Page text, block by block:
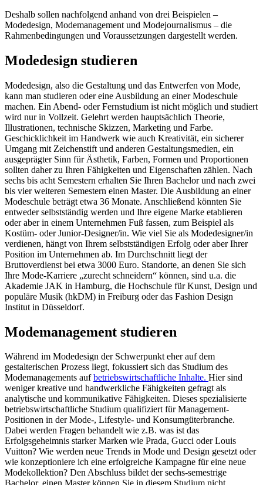
Deshalb sollen nachfolgend anhand von drei Beispielen –
Modedesign, Modemanagement und Modejournalismus – die
Rahmenbedingungen und Voraussetzungen dargestellt werden.
Modedesign studieren
Modedesign, also die Gestaltung und das Entwerfen von Mode,
kann man studieren oder eine Ausbildung an einer Modeschule
machen. Ein Abend- oder Fernstudium ist nicht möglich und studiert
wird nur in Vollzeit. Gelehrt werden hauptsächlich Theorie,
Illustrationen, technische Skizzen, Marketing und Farbe.
Geschicklichkeit im Handwerk wie auch Kreativität, ein sicherer
Umgang mit Zeichenstift und anderen Gestaltungsmedien, ein
ausgeprägter Sinn für Ästhetik, Farben, Formen und Proportionen
sollten daher zu Ihren Fähigkeiten und Eigenschaften zählen. Nach
sechs bis acht Semestern erhalten Sie Ihren Bachelor und nach zwei
bis vier weiteren Semestern einen Master. Die Ausbildung an einer
Modeschule beträgt etwa 36 Monate. Anschließend könnten Sie
entweder selbstständig werden und Ihre eigene Marke etablieren
oder aber in einem Unternehmen Fuß fassen, zum Beispiel als
Kostüm- oder Junior-Designer/in. Wie viel Sie als Modedesigner/in
verdienen, hängt von Ihrem selbstständigen Erfolg oder aber Ihrer
Position im Unternehmen ab. Im Durchschnitt liegt der
Bruttoverdienst bei etwa 3000 Euro. Standorte, an denen Sie sich
Ihre Mode-Karriere „zurecht schneidern“ können, sind u.a. die
Akademie JAK in Hamburg, die Hochschule für Kunst, Design und
populäre Musik (hkDM) in Freiburg oder das Fashion Design
Institut in Düsseldorf.
Modemanagement studieren
Während im Modedesign der Schwerpunkt eher auf dem
gestalterischen Prozess liegt, fokussiert sich das Studium des
Modemanagements aufbetriebswirtschaftliche Inhalte. Hier sind
weniger kreative und handwerkliche Fähigkeiten gefragt als
analytische und kommunikative Fähigkeiten. Dieses spezialisierte
betriebswirtschaftliche Studium qualifiziert für Management-
Positionen in der Mode-, Lifestyle- und Konsumgüterbranche.
Dabei werden Fragen behandelt wie z.B. was ist das
Erfolgsgeheimnis starker Marken wie Prada, Gucci oder Louis
Vuitton? Wie werden neue Trends in Mode und Design gesetzt oder
wie konzeptioniere ich eine erfolgreiche Kampagne für eine neue
Modekollektion? Den Abschluss bildet der sechs-semestrige